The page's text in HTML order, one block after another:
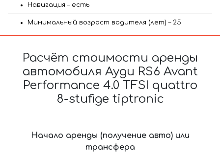
Навигация – есть
Минимальный возраст водителя (лет) – 25
Расчёт стоимости аренды
автомобиля Ауди RS6 Avant
Performance 4.0 TFSI quattro
8-stufige tiptronic
Начало аренды (получение авто) или
трансфера